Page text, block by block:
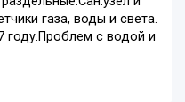
газа, воды и света.
году.Проблем с водой и